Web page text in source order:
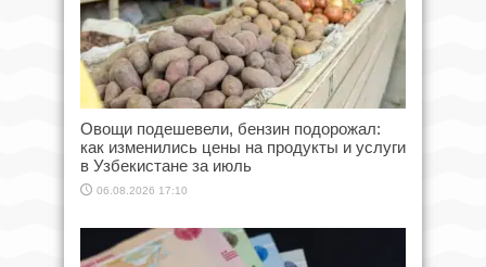
Овощи подешевели, бензин подорожал:
как изменились цены на продукты и услуги
в Узбекистане за июль
06.08.2026 17:10